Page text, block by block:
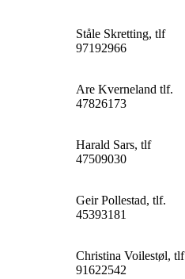
Ståle Skretting, tlf
97192966
Are Kverneland tlf.
47826173
Harald Sars, tlf
47509030
Geir Pollestad, tlf.
45393181
Christina Voilestøl,
91622542